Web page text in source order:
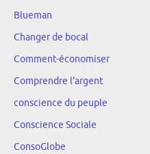
Blueman
Changer de bocal
Comment-économiser
Comprendre l'argent
conscience du peuple
Conscience Sociale
ConsoGlobe